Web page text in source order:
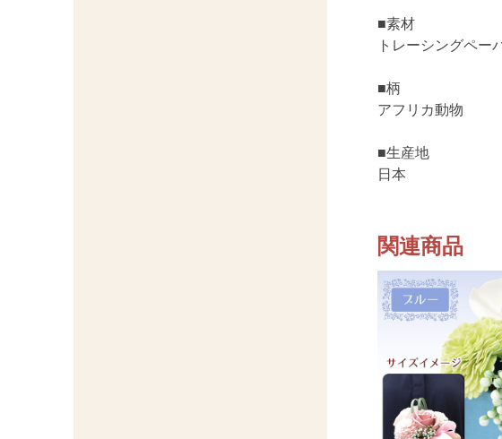
■素材
トレーシングペー
■柄
アフリカ動物
■生産地
日本
関連商品